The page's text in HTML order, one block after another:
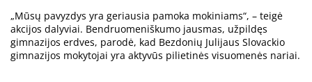
„Mūsų pavyzdys yra geriausia pamoka mokiniams“, – teigė
akcijos dalyviai. Bendruomeniškumo jausmas, užpildęs
gimnazijos erdves, parodė, kad Bezdonių Julijaus Slovackio
gimnazijos mokytojai yra aktyvūs pilietinės visuomenės nariai.